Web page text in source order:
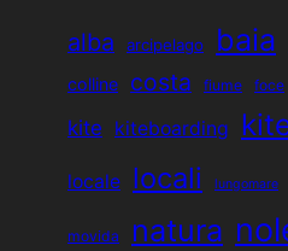
alba arcipelago baia
colline costa fiume foce
kite kiteboarding
locale locali lungomare
movida natura